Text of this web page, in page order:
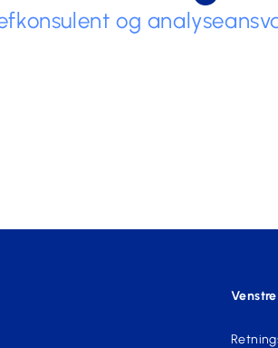
og
Venstre